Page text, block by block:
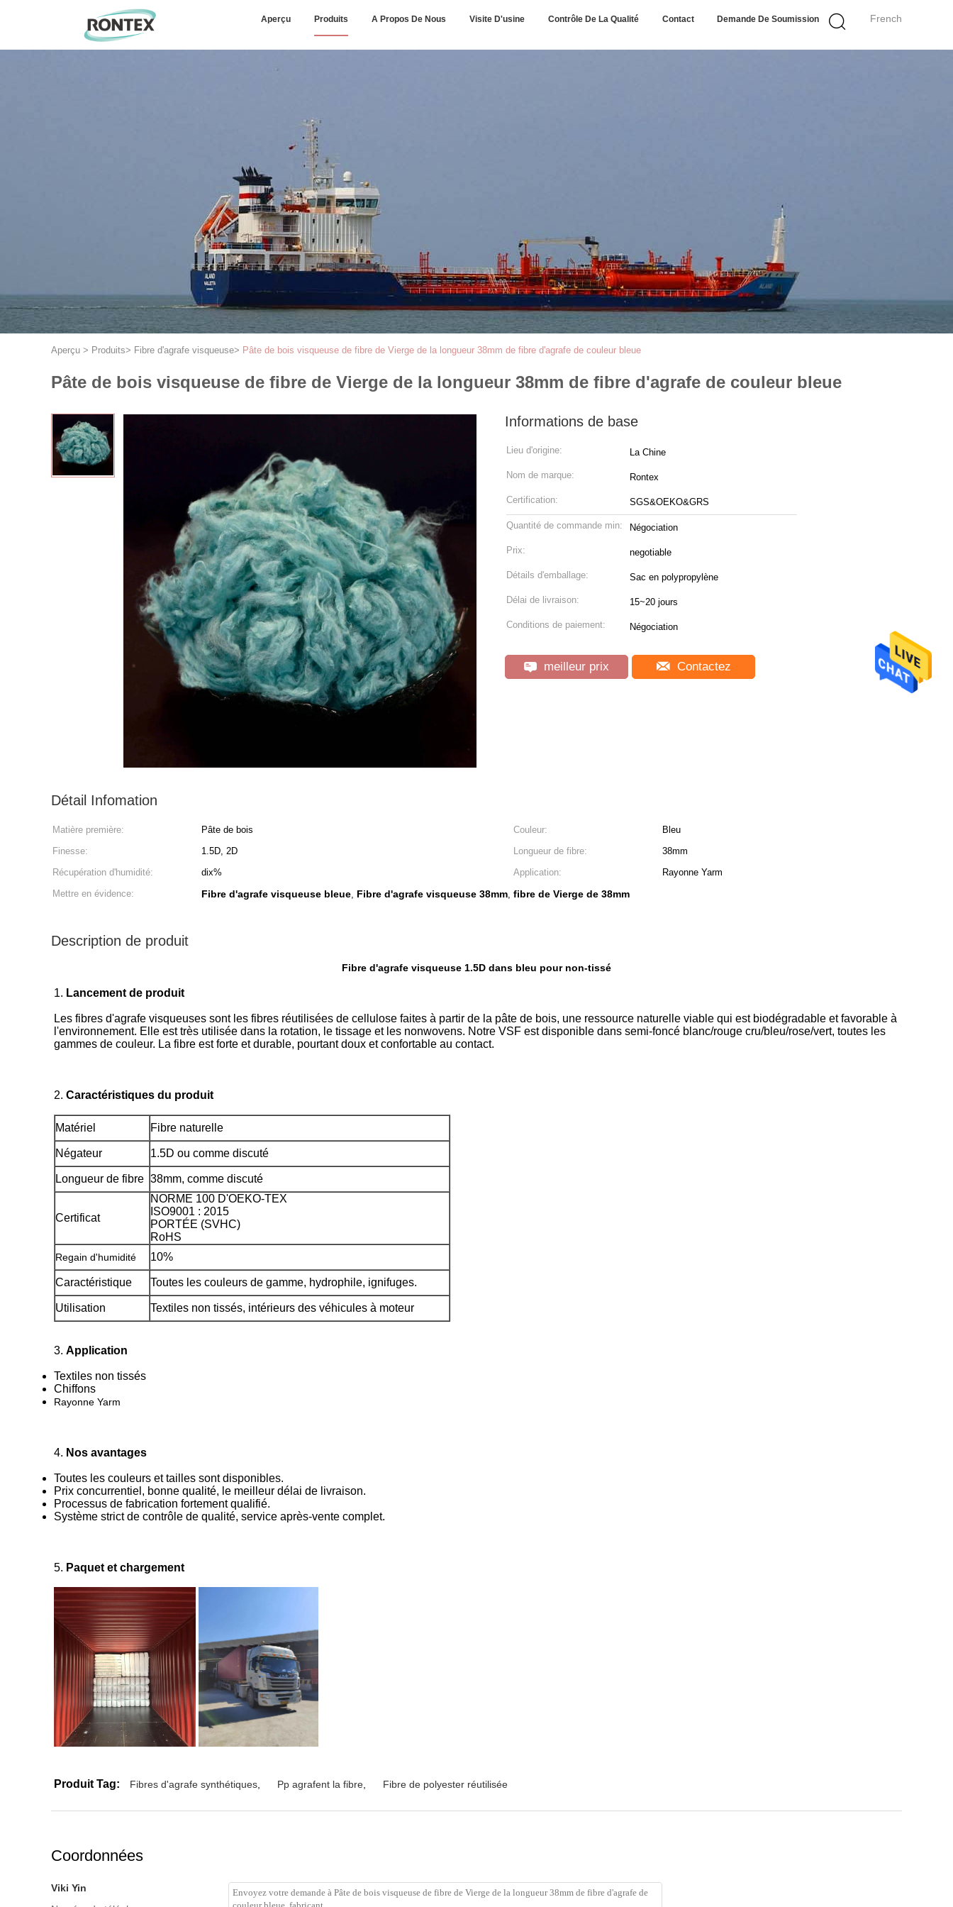
French
Aperçu Produits A Propos De Nous Visite D'usine Contrôle De La Qualité Contact Demande De Soumission
Aperçu > Produits> Fibre d'agrafe visqueuse> Pâte de bois visqueuse de fibre de Vierge de la longueur 38mm de fibre d'agrafe de couleur bleue
Pâte de bois visqueuse de fibre de Vierge de la longueur 38mm de fibre d'agrafe de couleur bleue
Informations de base
Lieu d'origine: La Chine
Nom de marque: Rontex
Certification: SGS&OEKO&GRS
Quantité de commande min: Négociation
Prix: negotiable
Détails d'emballage: Sac en polypropylène
Délai de livraison: 15~20 jours
Conditions de paiement: Négociation
meilleur prix Contactez
Détail Infomation
Matière première: Pâte de bois Couleur:
Bleu
Finesse:
1.5D, 2D Longueur de fibre:
38mm
Récupération d'humidité:
dix% Application:
Rayonne Yarm
Mettre en évidence:
Fibre d'agrafe visqueuse bleue, Fibre d'agrafe visqueuse 38mm, fibre de Vierge de 38mm
Description de produit
Fibre d'agrafe visqueuse 1.5D dans bleu pour non-tissé
1. Lancement de produit
Les fibres d'agrafe visqueuses sont les fibres réutilisées de cellulose faites à partir de la pâte de bois, une ressource naturelle viable qui est biodégradable et favorable à
l'environnement. Elle est très utilisée dans la rotation, le tissage et les nonwovens. Notre VSF est disponible dans semi-foncé blanc/rouge cru/bleu/rose/vert, toutes les
gammes de couleur. La fibre est forte et durable, pourtant doux et confortable au contact.
2. Caractéristiques du produit
Matériel Fibre naturelle
Négateur 1.5D ou comme discuté
Longueur de fibre 38mm, comme discuté
Certificat
NORME 100 D'OEKO-TEX
ISO9001 : 2015
PORTÉE (SVHC)
RoHS
Regain d'humidité 10%
Caractéristique Toutes les couleurs de gamme, hydrophile, ignifuges.
Utilisation Textiles non tissés, intérieurs des véhicules à moteur
3. Application
Textiles non tissés
Chiffons
Rayonne Yarm
4. Nos avantages
Toutes les couleurs et tailles sont disponibles.
Prix concurrentiel, bonne qualité, le meilleur délai de livraison.
Processus de fabrication fortement qualifié.
Système strict de contrôle de qualité, service après-vente complet.
5. Paquet et chargement
Produit Tag: Fibres d'agrafe synthétiques Pp agrafent la fibre Fibre de polyester réutilisée
Coordonnées
Viki Yin